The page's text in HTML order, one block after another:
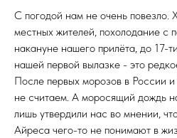
С погодой нам не очень повезло.
местных жителей, похолодание с
накануне нашего прилёта, до 17-
нашей первой вылазке - это
После первых морозов в России
не считаем. А моросящий дождь
лишь утвердили нас во мнении,
Айреса чего-то не понимают в